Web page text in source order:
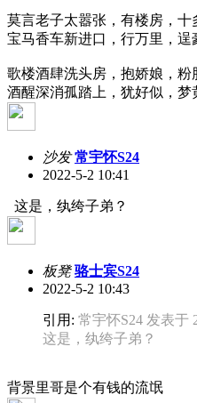
莫言老子太嚣张，有楼房，十
宝马香车新进口，行万里，逞
歌楼酒肆洗头房，抱娇娘，粉
酒醒深消孤踏上，犹好似，梦
沙发 常宇怀S24
2022-5-2 10:41
这是，纨绔子弟？
板凳 骆士宾S24
2022-5-2 10:43
引用: 常宇怀S24 发表于
这是，纨绔子弟？
背景里哥是个有钱的流氓